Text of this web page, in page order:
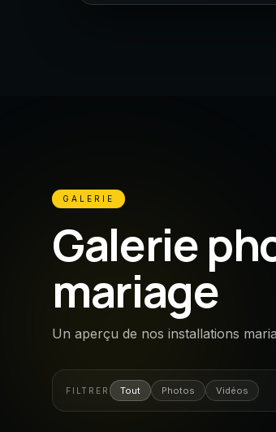
GALERIE
Galerie
mariage
Un aperçu de nos installations
FILTRER Tout Photos Vidéos